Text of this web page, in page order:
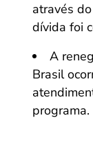
através
dívida foi
A
Brasil
programa.